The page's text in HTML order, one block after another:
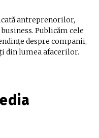
antreprenorilor,
Publicăm cele
despre companii,
din lumea afacerilor.